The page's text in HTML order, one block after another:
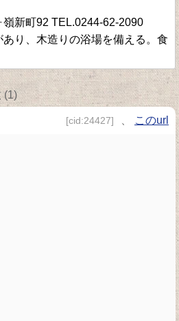
新町92 TEL.0244-62-2090
あり、木造りの浴場を備える。食
(1)
[cid:24427] このurl